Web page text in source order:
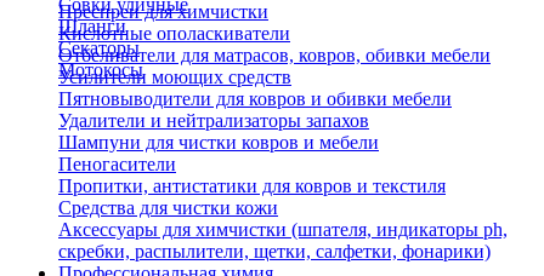
Совки уличные
Шланги
Секаторы
Мотокосы
Преспреи для химчистки
Кислотные ополаскиватели
Отбеливатели для матрасов, ковров, обивки мебели
Усилители моющих средств
Пятновыводители для ковров и обивки мебели
Удалители и нейтрализаторы запахов
Шампуни для чистки ковров и мебели
Пеногасители
Пропитки, антистатики для ковров и текстиля
Средства для чистки кожи
Аксессуары для химчистки (шпателя, индикаторы ph,
скребки, распылители, щетки, салфетки, фонарики)